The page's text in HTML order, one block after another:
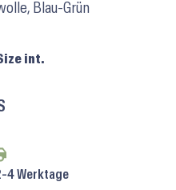
Blau-Grün
int.
4 Werktage